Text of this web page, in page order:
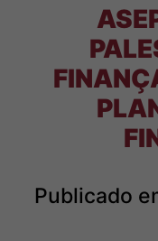
Publicado